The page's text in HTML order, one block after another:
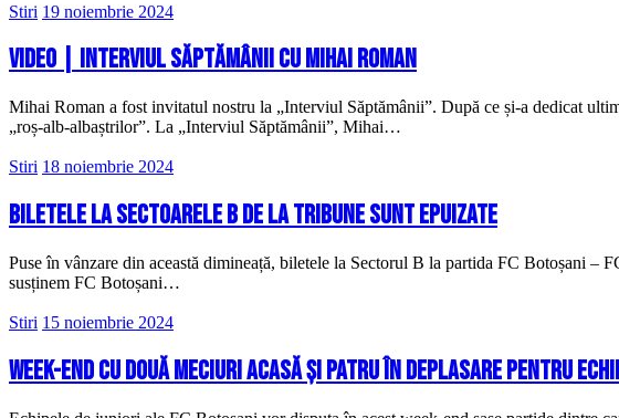
Stiri 19 noiembrie 2024
VIDEO | Interviul săptămânii cu Mihai Roman
Mihai Roman a fost invitatul nostru la „Interviul Săptămânii”. După ce și-a dedicat
„roș-alb-albaștrilor”. La „Interviul Săptămânii”, Mihai…
Stiri 18 noiembrie 2024
Biletele la sectoarele B de la tribune sunt epuizate
Puse în vânzare din această dimineață, biletele la Sectorul B la partida FC Botoșani –
susținem FC Botoșani…
Stiri 15 noiembrie 2024
Week-end cu două meciuri acasă și patru în deplasare pentru